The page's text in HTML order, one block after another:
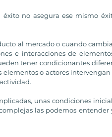
no asegura ese mismo
al mercado o cuando
e interacciones de
tener condicionantes
o actores
unas condiciones
las podemos